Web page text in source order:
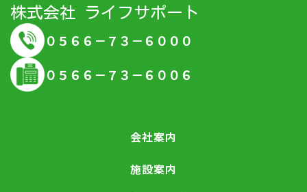
株式会社 ライフサポート
０５６６－７３－６０００
０５６６－７３－６００６
会社案内
施設案内